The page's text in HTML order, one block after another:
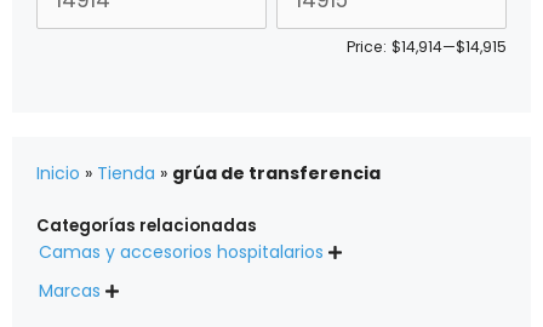
Price: $14,914—$14,915
Inicio » Tienda » grúa de transferencia
Categorías relacionadas
Camas y accesorios hospitalarios 
Marcas 